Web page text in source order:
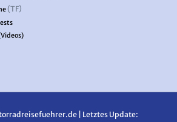
(TF)
| Letztes Update: